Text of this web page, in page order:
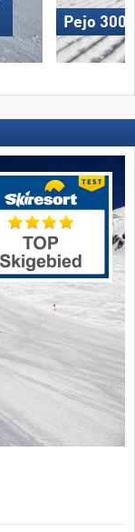
Pejo 3000